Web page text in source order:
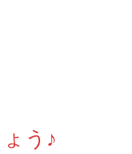
う♪